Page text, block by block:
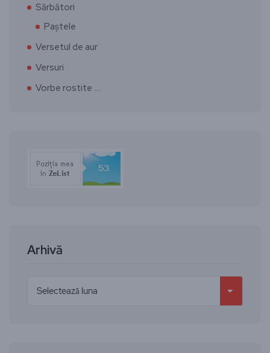
Sărbători
Paștele
Versetul de aur
Versuri
Vorbe rostite ….
Arhivă